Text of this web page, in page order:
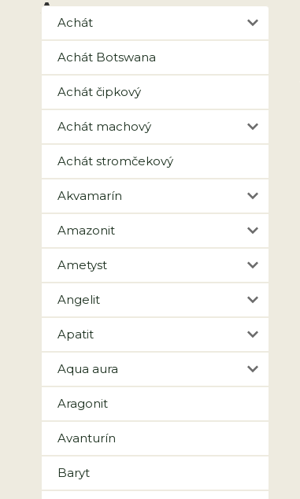
Achát
Achát Botswana
Achát čipkový
Achát machový
Achát stromčekový
Akvamarín
Amazonit
Ametyst
Angelit
Apatit
Aqua aura
Aragonit
Avanturín
Baryt